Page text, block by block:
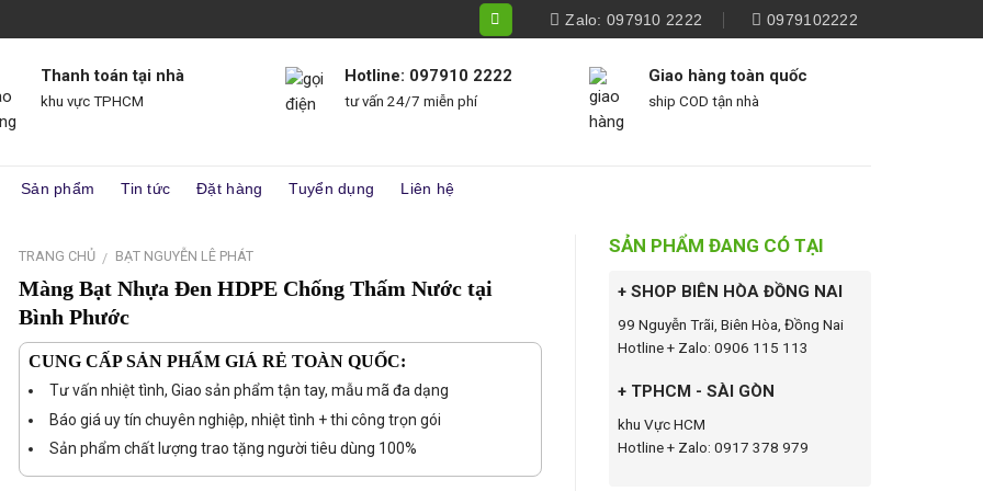
Zalo: 097910 2222 0979102222
Thanh toán tại nhà
khu vực TPHCM
Hotline: 097910 2222
tư vấn 24/7 miễn phí
Giao hàng toàn quốc
ship COD tận nhà
Sản phẩm Tin tức Đặt hàng Tuyển dụng Liên hệ
TRANG CHỦ / BẠT NGUYỄN LÊ PHÁT
Màng Bạt Nhựa Đen HDPE Chống Thấm Nước tại
Bình Phước
CUNG CẤP SẢN PHẨM GIÁ RẺ TOÀN QUỐC:
Tư vấn nhiệt tình, Giao sản phẩm tận tay, mẫu mã đa dạng
Báo giá uy tín chuyên nghiệp, nhiệt tình + thi công trọn gói
Sản phẩm chất lượng trao tặng người tiêu dùng 100%
SẢN PHẨM ĐANG CÓ TẠI
+ SHOP BIÊN HÒA ĐỒNG NAI
99 Nguyễn Trãi, Biên Hòa, Đồng Nai
Hotline + Zalo: 0906 115 113
+ TPHCM - SÀI GÒN
khu Vực HCM
Hotline + Zalo: 0917 378 979